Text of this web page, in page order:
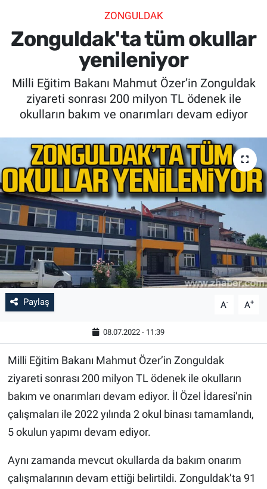
ZONGULDAK
Zonguldak'ta tüm okullar
yenileniyor
Milli Eğitim Bakanı Mahmut Özer’in Zonguldak
ziyareti sonrası 200 milyon TL ödenek ile
okulların bakım ve onarımları devam ediyor
Paylaş A- A+
08.07.2022 - 11:39
Milli Eğitim Bakanı Mahmut Özer’in Zonguldak
ziyareti sonrası 200 milyon TL ödenek ile okulların
bakım ve onarımları devam ediyor. İl Özel İdaresi’nin
çalışmaları ile 2022 yılında 2️ okul binası tamamlandı,
5️ okulun yapımı devam ediyor.
Aynı zamanda mevcut okullarda da bakım onarım
çalışmalarının devam ettiği belirtildi. Zonguldak’ta 9️1️
SPOR
SAĞLIK